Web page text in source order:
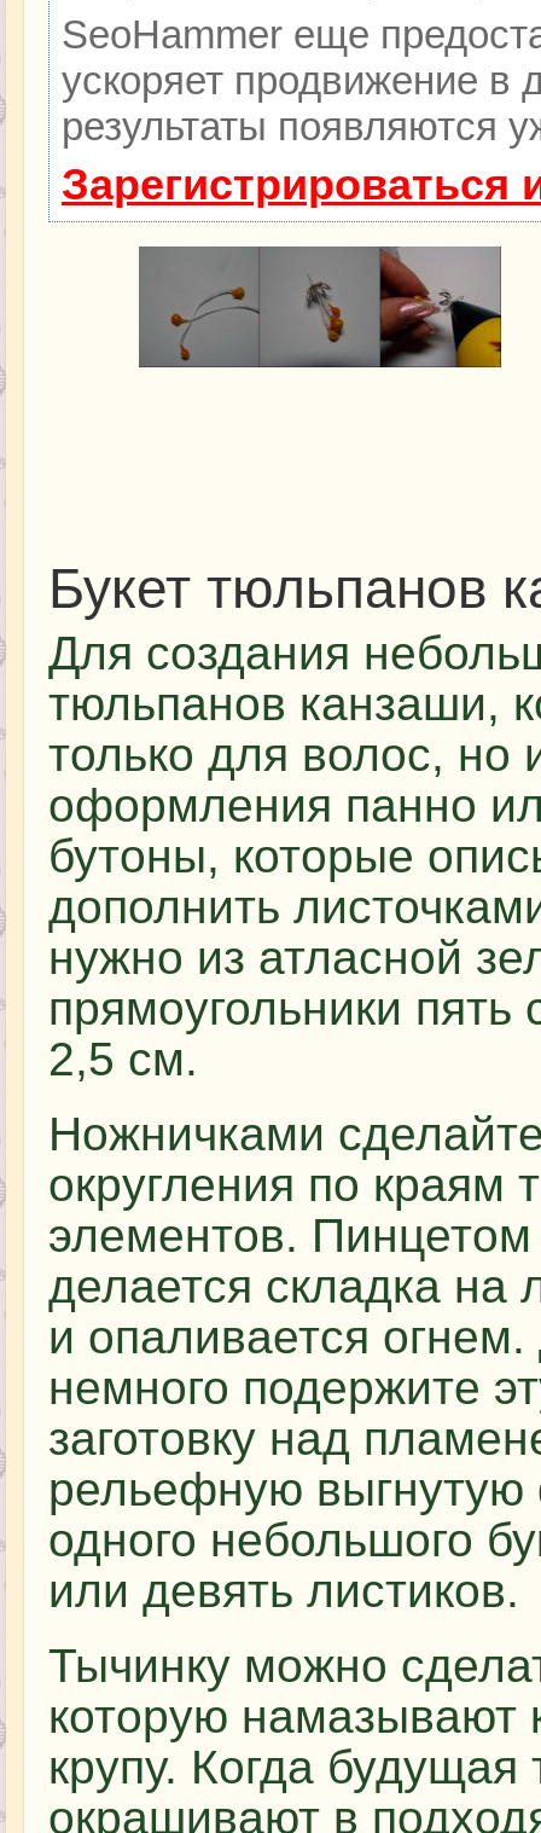
SeoHammer еще
ускоряет продвижение в
результаты появляются
Букет тюльпанов
Для создания
тюльпанов канзаши,
только для волос, но
оформления панно
бутоны, которые
дополнить
нужно из атласной
прямоугольники
2,5 см.
Ножничками
округления по краям
элементов. Пинцетом
делается складка на
и опаливается
немного подержите
заготовку над
рельефную
одного небольшого
или девять листиков.
Тычинку можно
которую намазывают
крупу. Когда
окрашивают в